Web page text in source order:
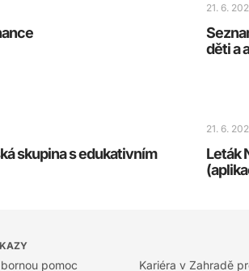
21. 6.
děti a
skupina s edukativním
21. 6.
Leták
pomoc
Kariéra v Zahradě